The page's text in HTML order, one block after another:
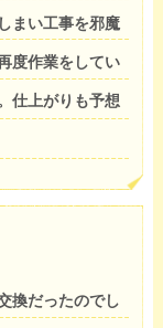
まい工事を邪魔
度作業をしてい
仕上がりも予想
換だったのでし